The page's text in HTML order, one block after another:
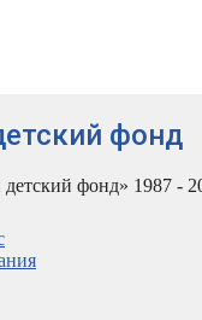
фонд
фонд» 1987 -